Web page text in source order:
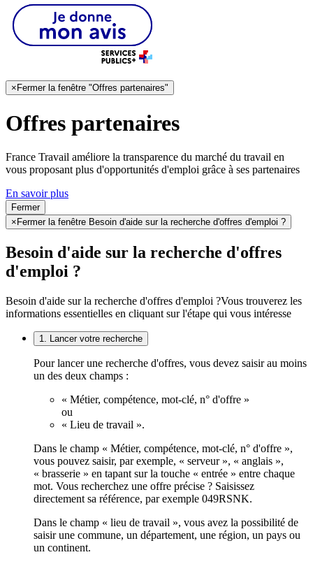
× Fermer la fenêtre "Offres partenaires"
Offres partenaires
France Travail améliore la transparence du marché du travail en
vous proposant plus d'opportunités d'emploi grâce à ses partenaires
En savoir plus
Fermer
× Fermer la fenêtre Besoin d'aide sur la recherche d'offres d'emploi ?
Besoin d'aide sur la recherche d'offres
d'emploi ?
Besoin d'aide sur la recherche d'offres d'emploi ?Vous trouverez les
informations essentielles en cliquant sur l'étape qui vous intéresse
1. Lancer votre recherche
Pour lancer une recherche d'offres, vous devez saisir au moins
un des deux champs :
« Métier, compétence, mot-clé, n° d'offre »
ou
« Lieu de travail ».
Dans le champ « Métier, compétence, mot-clé, n° d'offre »,
vous pouvez saisir, par exemple, « serveur », « anglais »,
« brasserie » en tapant sur la touche « entrée » entre chaque
mot. Vous recherchez une offre précise ? Saisissez
directement sa référence, par exemple 049RSNK.
Dans le champ « lieu de travail », vous avez la possibilité de
saisir une commune, un département, une région, un pays ou
un continent.